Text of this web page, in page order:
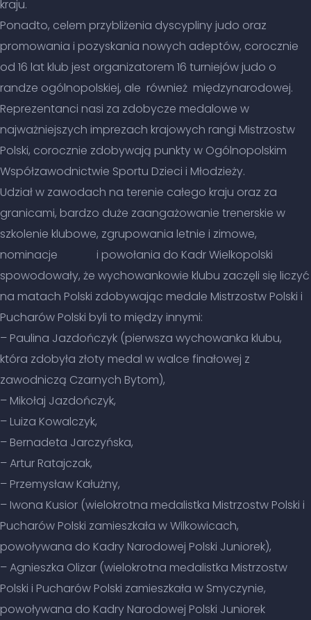
kraju.
Ponadto, celem przybliżenia dyscypliny judo oraz
promowania i pozyskania nowych adeptów, corocznie
od 16 lat klub jest organizatorem 16 turniejów judo o
randze ogólnopolskiej, ale również międzynarodowej.
Reprezentanci nasi za zdobycze medalowe w
najważniejszych imprezach krajowych rangi Mistrzostw
Polski, corocznie zdobywają punkty w Ogólnopolskim
Współzawodnictwie Sportu Dzieci i Młodzieży.
Udział w zawodach na terenie całego kraju oraz za
granicami, bardzo duże zaangażowanie trenerskie w
szkolenie klubowe, zgrupowania letnie i zimowe,
nominacje i powołania do Kadr Wielkopolski
spowodowały, że wychowankowie klubu zaczęli się liczyć
na matach Polski zdobywając medale Mistrzostw Polski i
Pucharów Polski byli to między innymi:
– Paulina Jazdończyk (pierwsza wychowanka klubu,
która zdobyła złoty medal w walce finałowej z
zawodniczą Czarnych Bytom),
– Mikołaj Jazdończyk,
– Luiza Kowalczyk,
– Bernadeta Jarczyńska,
– Artur Ratajczak,
– Przemysław Kałużny,
– Iwona Kusior (wielokrotna medalistka Mistrzostw Polski i
Pucharów Polski zamieszkała w Wilkowicach,
powoływana do Kadry Narodowej Polski Juniorek),
– Agnieszka Olizar (wielokrotna medalistka Mistrzostw
Polski i Pucharów Polski zamieszkała w Smyczynie,
powoływana do Kadry Narodowej Polski Juniorek